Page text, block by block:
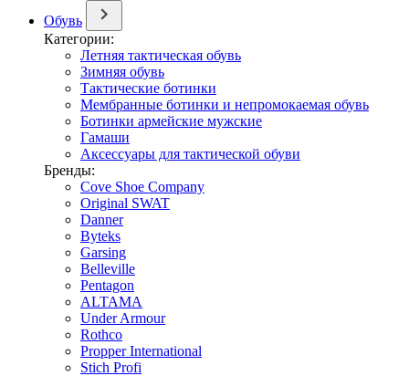
Обувь
Категории:
Летняя тактическая обувь
Зимняя обувь
Тактические ботинки
Мембранные ботинки и непромокаемая обувь
Ботинки армейские мужские
Гамаши
Аксессуары для тактической обуви
Бренды:
Cove Shoe Company
Original SWAT
Danner
Byteks
Garsing
Belleville
Pentagon
ALTAMA
Under Armour
Rothco
Propper International
Stich Profi